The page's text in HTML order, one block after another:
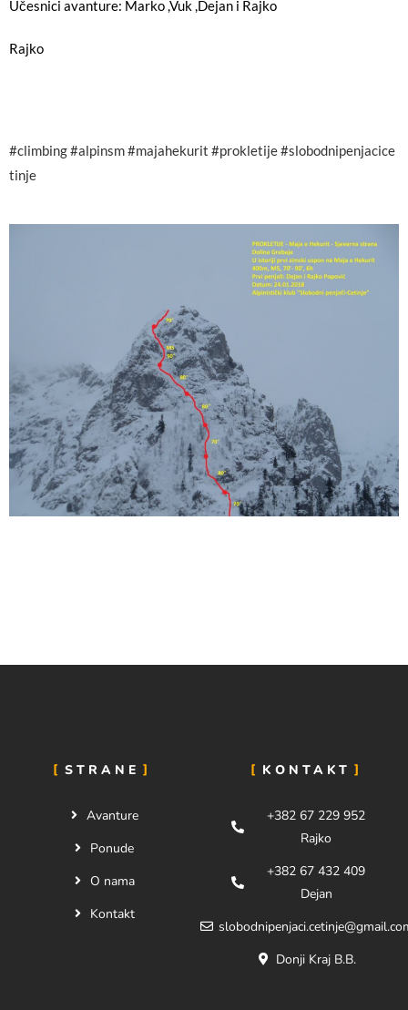
Učesnici avanture: Marko ,Vuk ,Dejan i Rajko
Rajko
#climbing#alpinsm#majahekurit #prokletije#slobodnipenjacice
tinje
STRANE
Avanture
Ponude
O nama
Kontakt
KONTAKT
+382 67 229 952
Rajko
+382 67 432 409
Dejan
Donji Kraj B.B.